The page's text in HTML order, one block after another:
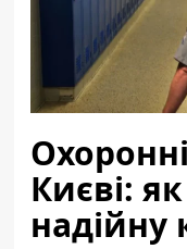
Києві:
надійну